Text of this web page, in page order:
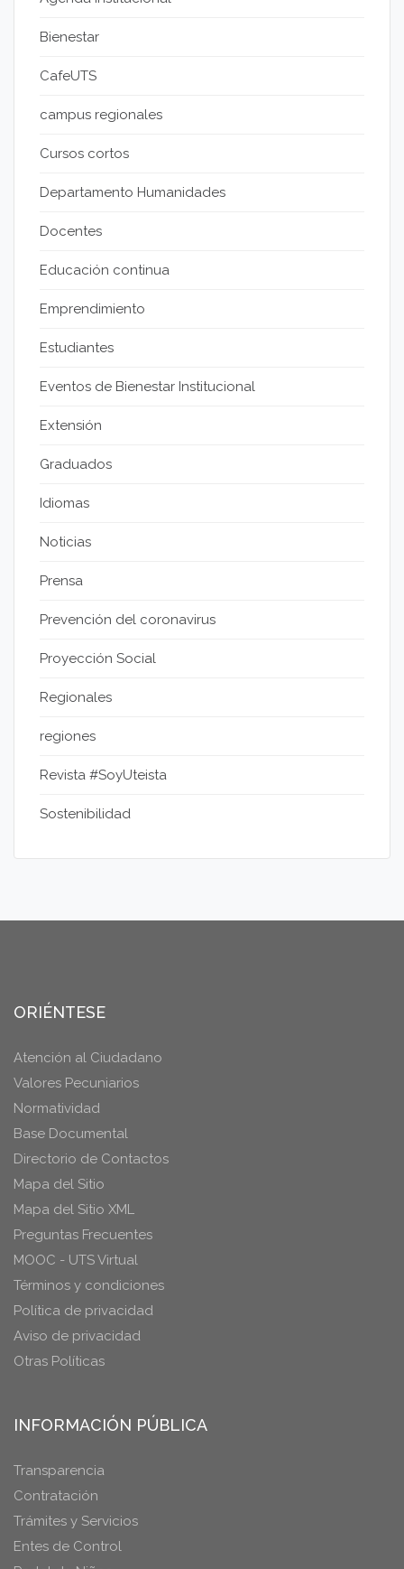
Bienestar
CafeUTS
campus regionales
Cursos cortos
Departamento Humanidades
Docentes
Educación continua
Emprendimiento
Estudiantes
Eventos de Bienestar Institucional
Extensión
Graduados
Idiomas
Noticias
Prensa
Prevención del coronavirus
Proyección Social
Regionales
regiones
Revista #SoyUteista
Sostenibilidad
ORIÉNTESE
Atención al Ciudadano
Valores Pecuniarios
Normatividad
Base Documental
Directorio de Contactos
Mapa del Sitio
Mapa del Sitio XML
Preguntas Frecuentes
MOOC - UTS Virtual
Términos y condiciones
Política de privacidad
Aviso de privacidad
Otras Políticas
INFORMACIÓN PÚBLICA
Transparencia
Contratación
Trámites y Servicios
Entes de Control